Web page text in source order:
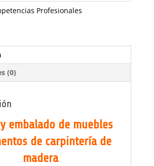
Profesionales
(0)
embalado de muebles
de carpintería de
madera